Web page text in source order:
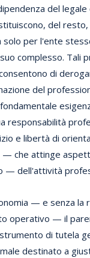
del
del
solo per l'ente
complesso. Tali
di
del
responsabilità
e libertà di
— che attinge
— dell'attività
— e senza la
operativo — il
di tutela
destinato a